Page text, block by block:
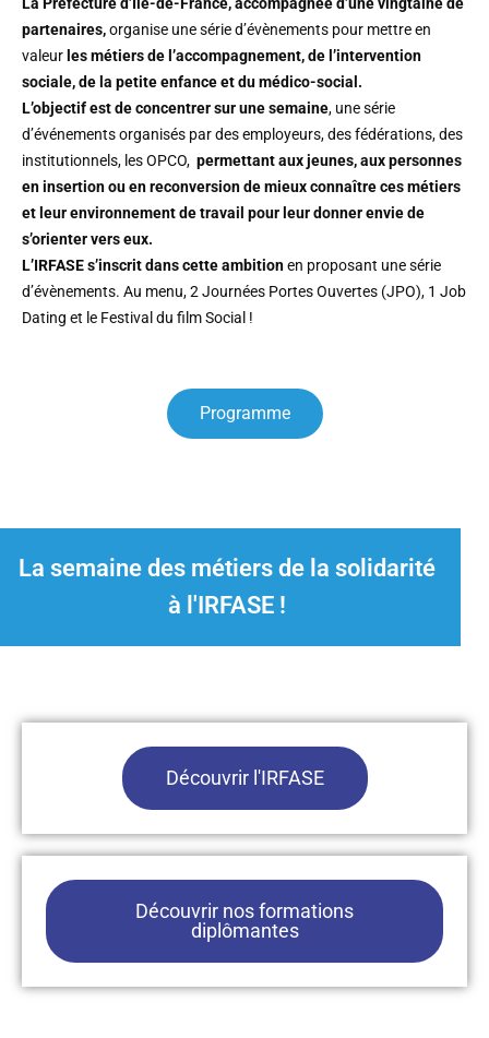
La Préfecture d’Île-de-France, accompagnée d’une vingtaine de
partenaires,organise une série d’évènements pour mettre en
valeur les métiers de l’accompagnement, de l’intervention
sociale, de la petite enfance et du médico-social.
L’objectif est de concentrer sur une semaine, une série
d’événements organisés par des employeurs, des fédérations, des
institutionnels, les OPCO, permettant aux jeunes, aux personnes
en insertion ou en reconversion de mieux connaître ces métiers
et leur environnement de travail pour leur donner envie de
s’orienter vers eux.
L’IRFASE s’inscrit dans cette ambitionen proposant une série
d’évènements. Au menu, 2 Journées Portes Ouvertes (JPO), 1 Job
Dating et le Festival du film Social !
Programme
La semaine des métiers de la solidarité
à l'IRFASE !
Découvrir l'IRFASE
Découvrir nos formations
diplômantes